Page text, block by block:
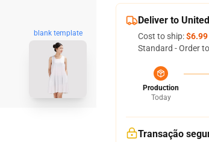
blank template
Deliver to
Cost to ship:$6.99
Standard - Order
Production
Today
Transação